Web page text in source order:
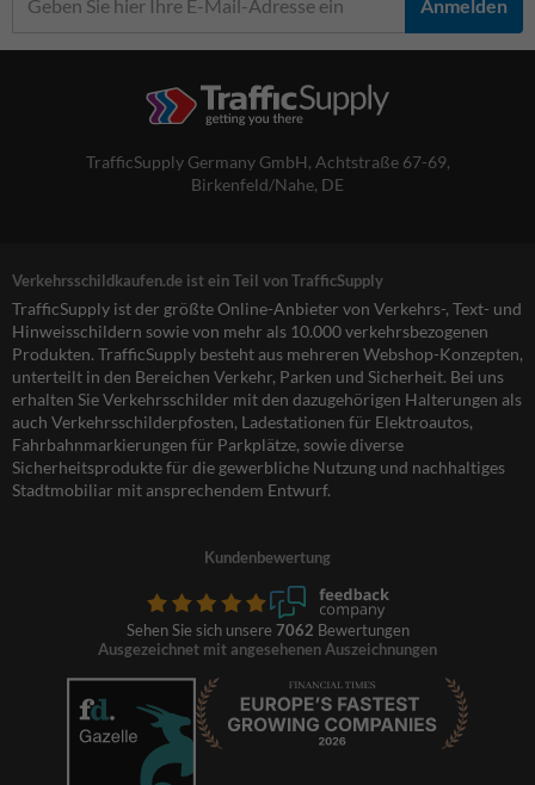
Anmelden
TrafficSupply Germany GmbH, Achtstraße 67-69,
Birkenfeld/Nahe, DE
Verkehrsschildkaufen.de ist ein Teil von TrafficSupply
TrafficSupply ist der größte Online-Anbieter von Verkehrs-, Text- und
Hinweisschildern sowie von mehr als 10.000 verkehrsbezogenen
Produkten. TrafficSupply besteht aus mehreren Webshop-Konzepten,
unterteilt in den Bereichen Verkehr, Parken und Sicherheit. Bei uns
erhalten Sie Verkehrsschilder mit den dazugehörigen Halterungen als
auch Verkehrsschilderpfosten, Ladestationen für Elektroautos,
Fahrbahnmarkierungen für Parkplätze, sowie diverse
Sicherheitsprodukte für die gewerbliche Nutzung und nachhaltiges
Stadtmobiliar mit ansprechendem Entwurf.
Kundenbewertung
Sehen Sie sich unsere 7062 Bewertungen
Ausgezeichnet mit angesehenen Auszeichnungen